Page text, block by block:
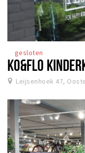
gesloten
KO&FLO
Leijsenhoek 47,